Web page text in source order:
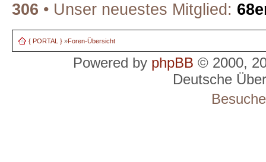
306 • Unser neuestes Mitglied:
{ PORTAL } »Foren-Übersicht
Powered by phpBB © 2000,
Deutsche